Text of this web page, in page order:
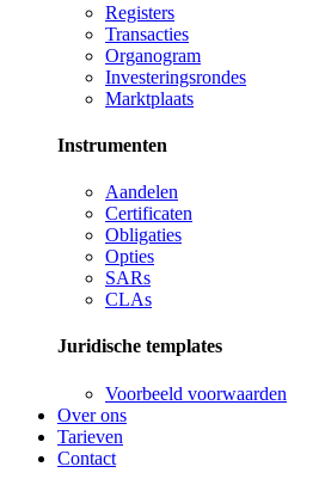
Registers
Transacties
Organogram
Investeringsrondes
Marktplaats
Instrumenten
Aandelen
Certificaten
Obligaties
Opties
SARs
CLAs
Juridische templates
Voorbeeld voorwaarden
Over ons
Tarieven
Contact